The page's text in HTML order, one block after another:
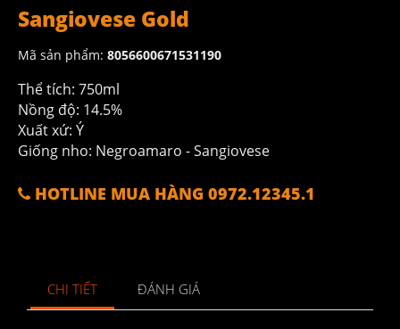
Sangiovese Gold
Mã sản phẩm: 8056600671531190
Thể tích: 750ml
Nồng độ: 14.5%
Xuất xứ: Ý
Giống nho: Negroamaro - Sangiovese
HOTLINE MUA HÀNG 0972.12345.1
CHI TIẾT ĐÁNH GIÁ